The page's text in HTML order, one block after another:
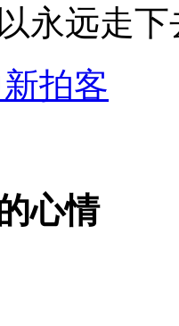
后才公布？
力深夜将其击毙
永远走下
拍客
心情